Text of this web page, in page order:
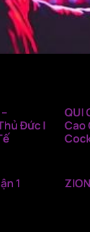
Đức |
QUI
Cao
1